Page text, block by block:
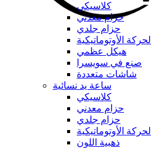
كلاسيكي
حزام معدني
حزام جلدي
الحركة الأوتوماتيكية
هيكل عظمي
صنع في سويسرا
شاشات متعددة
ساعة يد نسائية
كلاسيكي
حزام معدني
حزام جلدي
الحركة الأوتوماتيكية
ذهبية اللون